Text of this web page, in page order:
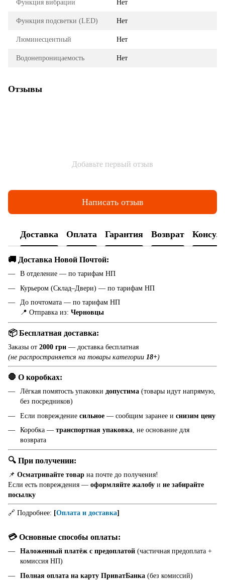
Функция вибрации Нет
Функция подсветки (LED) Нет
Люминесцентный Нет
Водонепроницаемость Нет
Отзывы
Добавьте первый отзыв
Написать отзыв
Доставка Оплата Гарантия Возврат
🚚 Доставка Новой Почтой:
В отделение — по тарифам НП
Курьером (Склад–Двери) — по тарифам НП
До почтомата — по тарифам НП
📍 Отправка из: Черновцы
📦 Бесплатная доставка:
Заказы от 2000 грн — доставка бесплатная
(не распространяется на товары категории 18+)
🛑 О коробках:
Лёгкая помятость упаковки допустима (товары идут напрямую,
без посредников)
Если повреждение сильное — сообщим заранее и снизим цену
Коробка — транспортная упаковка, не основание для
возврата
🔍 При получении:
📌 Осматривайте товар на почте до получения!
Если есть повреждения — оформляйте жалобу и не забирайте
посылку
🔗 Подробнее: [Оплата и доставка]
💳 Основные способы оплаты:
Наложенный платёж с предоплатой (частичная предоплата +
комиссия НП)
Полная оплата на карту ПриватБанка (без комиссий)